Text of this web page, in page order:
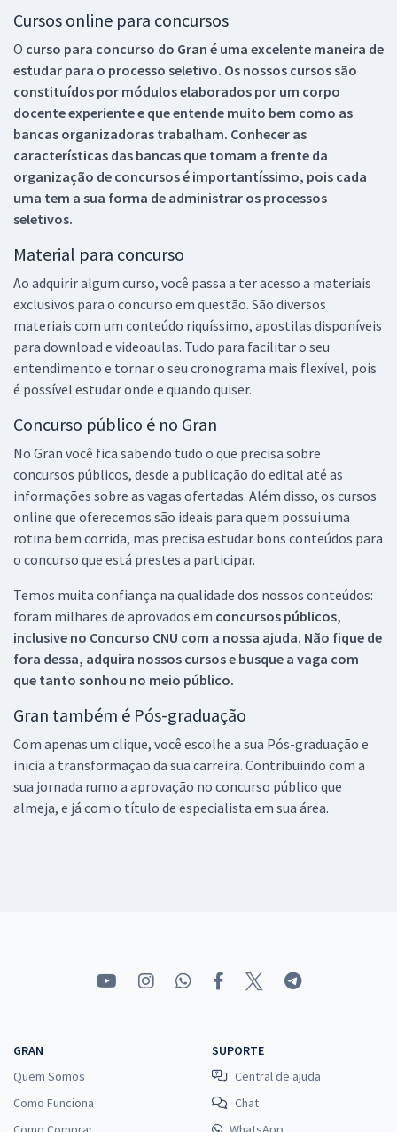
Cursos online para concursos
O curso para concurso do Gran é uma excelente maneira de
estudar para o processo seletivo. Os nossos cursos são
constituídos por módulos elaborados por um corpo
docente experiente e que entende muito bem como as
bancas organizadoras trabalham. Conhecer as
características das bancas que tomam a frente da
organização de concursos é importantíssimo, pois cada
uma tem a sua forma de administrar os processos
seletivos.
Material para concurso
Ao adquirir algum curso, você passa a ter acesso a materiais
exclusivos para o concurso em questão. São diversos
materiais com um conteúdo riquíssimo, apostilas disponíveis
para download e videoaulas. Tudo para facilitar o seu
entendimento e tornar o seu cronograma mais flexível, pois
é possível estudar onde e quando quiser.
Concurso público é no Gran
No Gran você fica sabendo tudo o que precisa sobre
concursos públicos, desde a publicação do edital até as
informações sobre as vagas ofertadas. Além disso, os cursos
online que oferecemos são ideais para quem possui uma
rotina bem corrida, mas precisa estudar bons conteúdos para
o concurso que está prestes a participar.
Temos muita confiança na qualidade dos nossos conteúdos:
foram milhares de aprovados em concursos públicos,
inclusive no Concurso CNU com a nossa ajuda. Não fique de
fora dessa, adquira nossos cursos e busque a vaga com
que tanto sonhou no meio público.
Gran também é Pós-graduação
Com apenas um clique, você escolhe a sua Pós-graduação e
inicia a transformação da sua carreira. Contribuindo com a
sua jornada rumo a aprovação no concurso público que
almeja, e já com o título de especialista em sua área.
GRAN
Quem Somos
Como Funciona
SUPORTE
Central de ajuda
Chat